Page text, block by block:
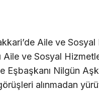
Aile ve
Aile ve Sosyal
Nilgün
görüşleri alınmadan